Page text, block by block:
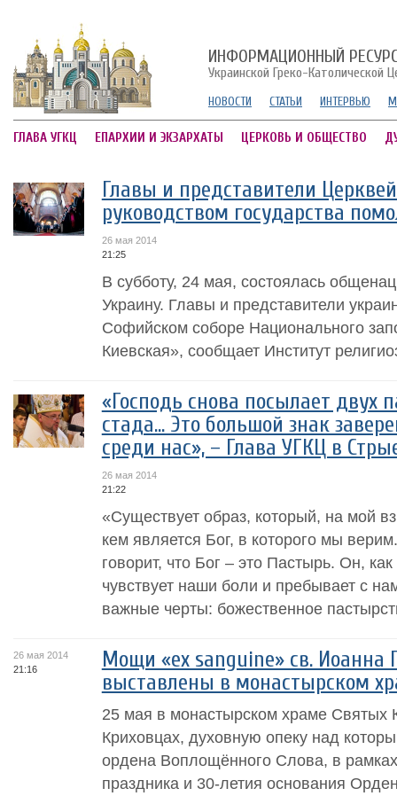
ИНФОРМАЦИОННЫЙ
Украинской Греко-Католической
НОВОСТИ СТАТЬИ ИНТЕРВЬЮ
ГЛАВА УГКЦ ЕПАРХИИ И ЭКЗАРХАТЫ ЦЕРКОВЬ И ОБЩЕСТВО
Главы и представители
руководством государства
26 мая 2014
21:25
В субботу, 24 мая, состоялась
Украину. Главы и представители
Софийском соборе Национального
Киевская», сообщает Институт
«Господь снова посылает двух
стада... Это большой знак
среди нас», – Глава УГКЦ в
26 мая 2014
21:22
«Существует образ, который, на мой
кем является Бог, в которого мы
говорит, что Бог – это Пастырь. Он,
чувствует наши боли и пребывает с
важные черты: божественное
26 мая 2014
21:16
Мощи «ex sanguine» св. Иоанна
выставлены в монастырском
25 мая в монастырском храме
Криховцах, духовную опеку над
ордена Воплощённого Слова, в
праздника и 30-летия основания